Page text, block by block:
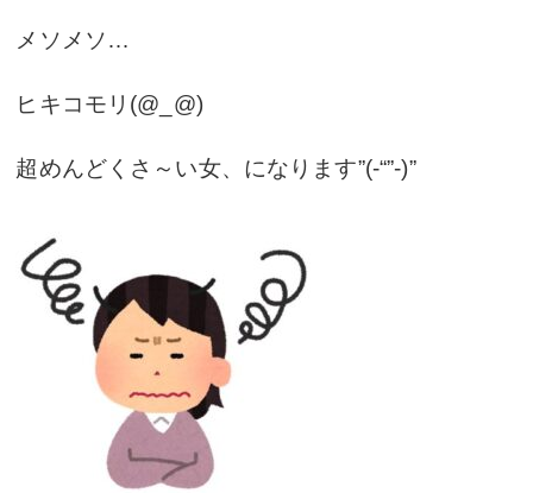
メソメソ…
ヒキコモリ(@_@)
超めんどくさ～い女、になります”(-“”-)”